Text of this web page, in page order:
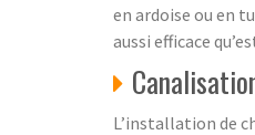
en ardoise ou en
aussi efficace
L’installation de